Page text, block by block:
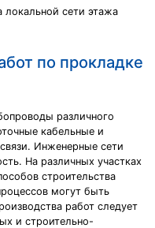
локальной сети этажа
по прокладке
различного
кабельные и
Инженерные сети
На различных участках
строительства
могут быть
работ следует
и строительно-